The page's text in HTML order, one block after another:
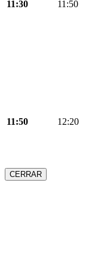
11:30 11:50
11:50 12:20
CERRAR